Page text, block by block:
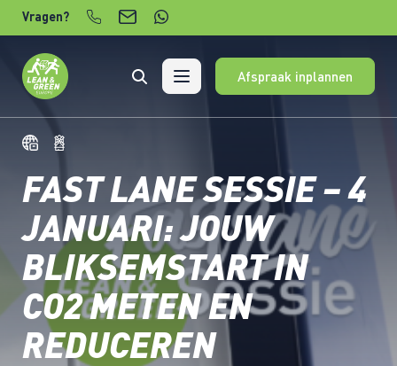
Verder naar content
Vragen?
Afspraak inplannen
FAST LANE SESSIE – 4
JANUARI: JOUW
BLIKSEMSTART IN
CO2 METEN EN
REDUCEREN